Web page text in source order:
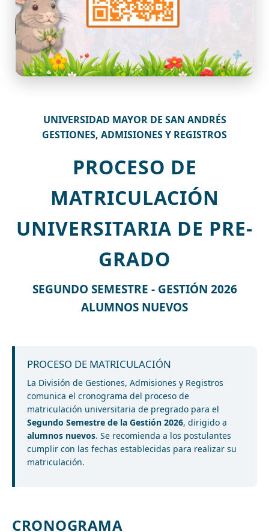
UNIVERSIDAD MAYOR DE SAN ANDRÉS
GESTIONES, ADMISIONES Y REGISTROS
PROCESO DE
MATRICULACIÓN
UNIVERSITARIA DE PRE-
GRADO
SEGUNDO SEMESTRE - GESTIÓN 2026
ALUMNOS NUEVOS
PROCESO DE MATRICULACIÓN
La División de Gestiones, Admisiones y Registros
comunica el cronograma del proceso de
matriculación universitaria de pregrado para el
Segundo Semestre de la Gestión 2026, dirigido a
alumnos nuevos. Se recomienda a los postulantes
cumplir con las fechas establecidas para realizar su
matriculación.
CRONOGRAMA